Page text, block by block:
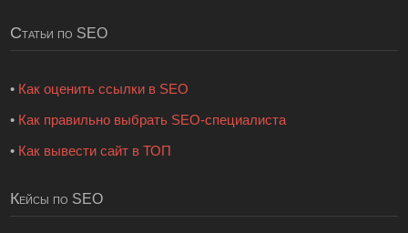
Статьи по SEO
• Как оценить ссылки в SEO
• Как правильно выбрать SEO-специалиста
• Как вывести сайт в ТОП
Кейсы по SEO